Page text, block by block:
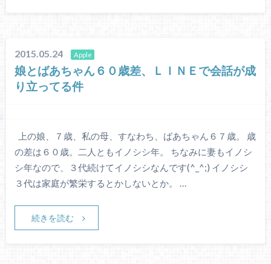
2015.05.24 Apple
娘とばあちゃん６０歳差、ＬＩＮＥで会話が成
り立ってる件
上の娘、７歳、私の母、すなわち、ばあちゃん６７歳。 歳
の差は６０歳。二人ともイノシシ年。 ちなみに妻もイノシ
シ年なので、３代続けてイノシシなんです(^_^;) イノシシ
３代は家庭が繁栄するとかしないとか。 …
続きを読む